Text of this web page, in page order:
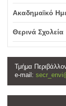
Ακαδημαϊκό
Θερινά Σχολεία
Τμήμα
e-mail: